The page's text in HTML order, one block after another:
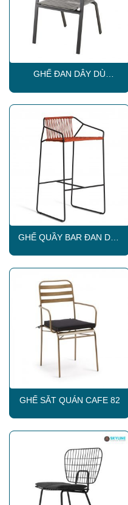
GHẾ ĐAN DÂY DÙ
GHẾ QUẦY BAR ĐAN DÂY
GHẾ SẮT QUÁN CAFE 82